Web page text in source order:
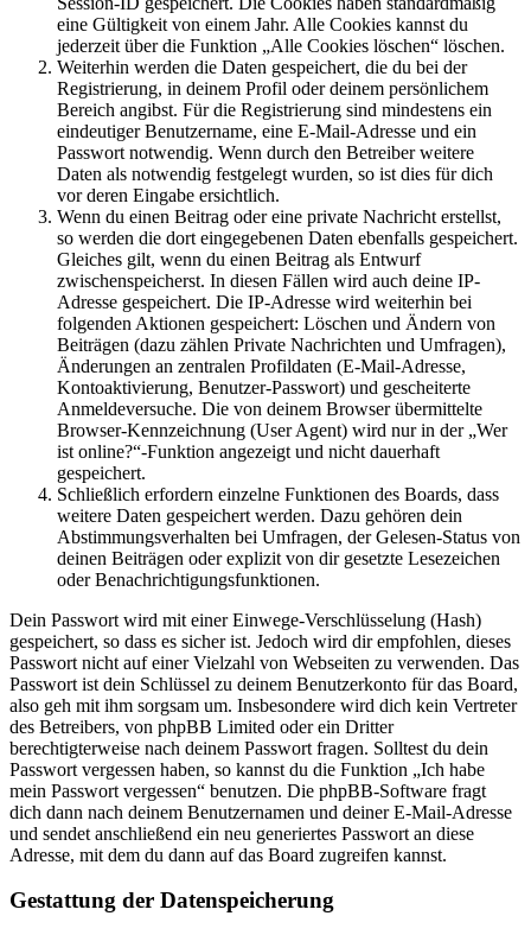
eine Gültigkeit von einem Jahr. Alle Cookies kannst du
jederzeit über die Funktion „Alle Cookies löschen“ löschen.
Weiterhin werden die Daten gespeichert, die du bei der
Registrierung, in deinem Profil oder deinem persönlichem
Bereich angibst. Für die Registrierung sind mindestens ein
eindeutiger Benutzername, eine E-Mail-Adresse und ein
Passwort notwendig. Wenn durch den Betreiber weitere
Daten als notwendig festgelegt wurden, so ist dies für dich
vor deren Eingabe ersichtlich.
Wenn du einen Beitrag oder eine private Nachricht erstellst,
so werden die dort eingegebenen Daten ebenfalls gespeichert.
Gleiches gilt, wenn du einen Beitrag als Entwurf
zwischenspeicherst. In diesen Fällen wird auch deine IP-
Adresse gespeichert. Die IP-Adresse wird weiterhin bei
folgenden Aktionen gespeichert: Löschen und Ändern von
Beiträgen (dazu zählen Private Nachrichten und Umfragen),
Änderungen an zentralen Profildaten (E-Mail-Adresse,
Kontoaktivierung, Benutzer-Passwort) und gescheiterte
Anmeldeversuche. Die von deinem Browser übermittelte
Browser-Kennzeichnung (User Agent) wird nur in der „Wer
ist online?“-Funktion angezeigt und nicht dauerhaft
gespeichert.
Schließlich erfordern einzelne Funktionen des Boards, dass
weitere Daten gespeichert werden. Dazu gehören dein
Abstimmungsverhalten bei Umfragen, der Gelesen-Status von
deinen Beiträgen oder explizit von dir gesetzte Lesezeichen
oder Benachrichtigungsfunktionen.
Dein Passwort wird mit einer Einwege-Verschlüsselung (Hash)
gespeichert, so dass es sicher ist. Jedoch wird dir empfohlen, dieses
Passwort nicht auf einer Vielzahl von Webseiten zu verwenden. Das
Passwort ist dein Schlüssel zu deinem Benutzerkonto für das Board,
also geh mit ihm sorgsam um. Insbesondere wird dich kein Vertreter
des Betreibers, von phpBB Limited oder ein Dritter
berechtigterweise nach deinem Passwort fragen. Solltest du dein
Passwort vergessen haben, so kannst du die Funktion „Ich habe
mein Passwort vergessen“ benutzen. Die phpBB-Software fragt
dich dann nach deinem Benutzernamen und deiner E-Mail-Adresse
und sendet anschließend ein neu generiertes Passwort an diese
Adresse, mit dem du dann auf das Board zugreifen kannst.
Gestattung der Datenspeicherung